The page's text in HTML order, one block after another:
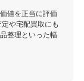
値を正当に評価
や宅配買取にも
整理といった幅